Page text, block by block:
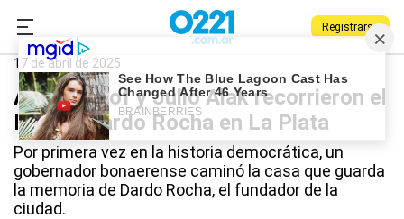
Registrarse
0221.com.ar
Axel Kicillof
17 de abril de 2025
Axel Kicillof y Julio Alak recorrieron el
Museo Dardo Rocha en La Plata
Por primera vez en la historia democrática, un
gobernador bonaerense caminó la casa que guarda
la memoria de Dardo Rocha, el fundador de la
ciudad.